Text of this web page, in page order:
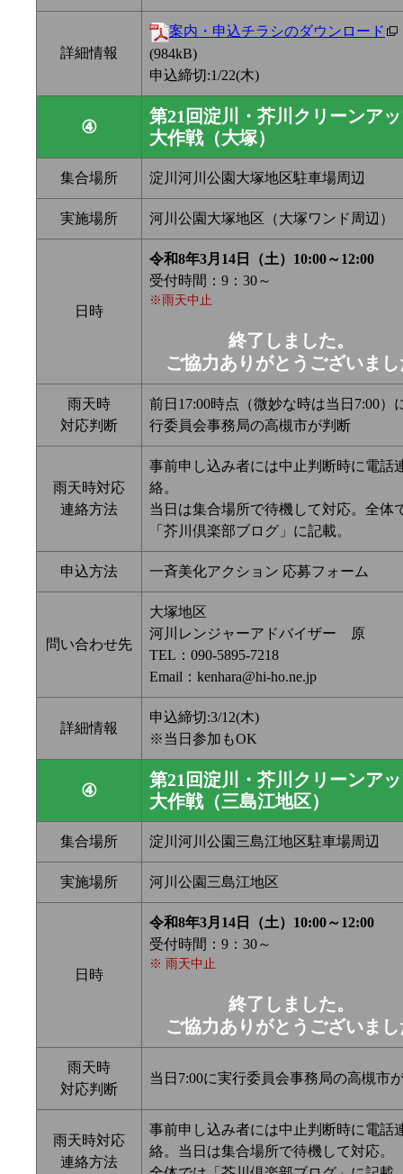
詳細情報
案内・申込チラシのダウンロード
(984kB)
申込締切:1/22(木)
④
第21回淀川・芥川クリーンア
大作戦（大塚）
集合場所 淀川河川公園大塚地区駐車場周辺
実施場所 河川公園大塚地区（大塚ワンド周辺）
日時
令和8年3月14日（土）10:00～12:00
受付時間：9：30～
※雨天中止
終了しました。
ご協力ありがとうございま
雨天時
対応判断
前日17:00時点（微妙な時は当日7:00）
行委員会事務局の高槻市が判断
雨天時対応
連絡方法
事前申し込み者には中止判断時に電話
絡。
当日は集合場所で待機して対応。全体
「芥川倶楽部ブログ」に記載。
申込方法 一斉美化アクション 応募フォーム
問い合わせ先
大塚地区
河川レンジャーアドバイザー 原
TEL：090-5895-7218
Email：kenhara@hi-ho.ne.jp
詳細情報
申込締切:3/12(木)
※当日参加もOK
④
第21回淀川・芥川クリーンア
大作戦（三島江地区）
集合場所 淀川河川公園三島江地区駐車場周辺
実施場所 河川公園三島江地区
日時
令和8年3月14日（土）10:00～12:00
受付時間：9：30～
※ 雨天中止
終了しました。
ご協力ありがとうございま
雨天時
対応判断
当日7:00に実行委員会事務局の高槻市
雨天時対応
連絡方法
事前申し込み者には中止判断時に電話
絡。当日は集合場所で待機して対応。